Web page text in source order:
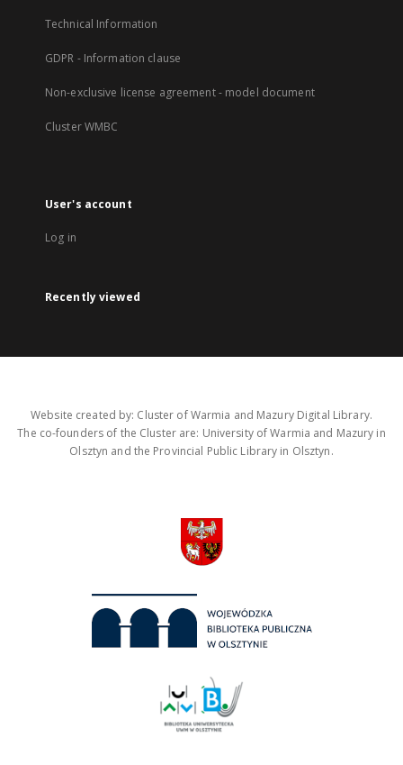
Technical Information
GDPR - Information clause
Non-exclusive license agreement - model document
Cluster WMBC
User's account
Log in
Recently viewed
Website created by: Cluster of Warmia and Mazury Digital Library.
The co-founders of the Cluster are: University of Warmia and Mazury in
Olsztyn and the Provincial Public Library in Olsztyn.